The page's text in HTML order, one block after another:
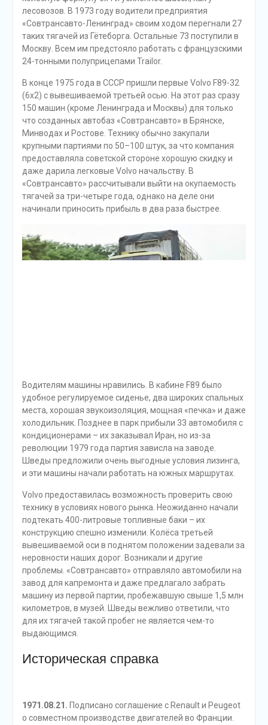
лесовозов. В 1973 году водители предприятия
«Совтрансавто-Ленинград» своим ходом перегнали 27
таких тягачей из Гётеборга. Остальные 73 поступили в
Москву. Всем им предстояло работать с французскими
24-тонными полуприцепами Trailor.
В конце 1975 года в СССР пришли первые Volvo F89-32
(6х2) с вывешиваемой третьей осью. На этот раз сразу
150 машин (кроме Ленинграда и Москвы) для только
что созданных автобаз «Совтрансавто» в Брянске,
Минводах и Ростове. Технику обычно закупали
крупными партиями по 50–100 штук, за что компания
предоставляла советской стороне хорошую скидку и
даже дарила легковые Volvo начальству. В
«Совтрансавто» рассчитывали выйти на окупаемость
тягачей за три-четыре года, однако на деле они
начинали приносить прибыль в два раза быстрее.
Водителям машины нравились. В кабине F89 было
удобное регулируемое сиденье, два широких спальных
места, хорошая звукоизоляция, мощная «печка» и даже
холодильник. Позднее в парк прибыли 33 автомобиля с
кондиционерами – их заказывал Иран, но из-за
революции 1979 года партия зависла на заводе.
Шведы предложили очень выгодные условия лизинга,
и эти машины начали работать на южных маршрутах.
Volvo предоставилась возможность проверить свою
технику в условиях нового рынка. Неожиданно начали
подтекать 400-литровые топливные баки – их
конструкцию спешно изменили. Колёса третьей
вывешиваемой оси в поднятом положении задевали за
неровности наших дорог. Возникали и другие
проблемы. «Совтрансавто» отправляло автомобили на
завод для капремонта и даже предлагало забрать
машину из первой партии, пробежавшую свыше 1,5 млн
километров, в музей. Шведы вежливо ответили, что
для их тягачей такой пробег не является чем-то
выдающимся.
Историческая справка
1971.08.21. Подписано соглашение с Renault и Peugeot
о совместном производстве двигателей во Франции.